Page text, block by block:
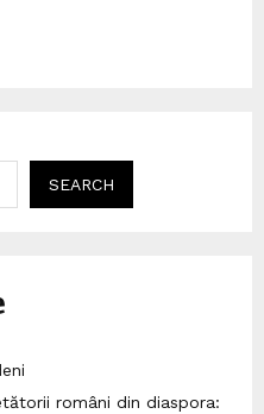
SEARCH
români din diaspora: